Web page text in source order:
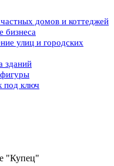
домов и коттеджей
бизнеса
улиц и городских
зданий
под ключ
"Купец"